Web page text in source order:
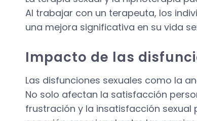
Al trabajar con un terapeuta, los
una mejora significativa en su vida
Impacto de las
Las disfunciones sexuales como la
No solo afectan la satisfacción
frustración y la insatisfacción sexual